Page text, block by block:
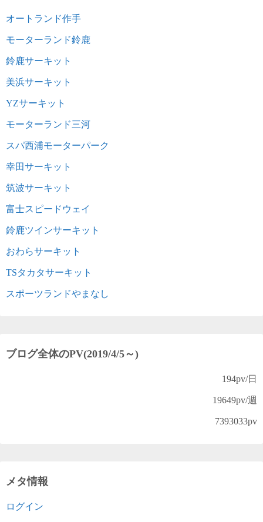
オートランド作手
モーターランド鈴鹿
鈴鹿サーキット
美浜サーキット
YZサーキット
モーターランド三河
スパ西浦モーターパーク
幸田サーキット
筑波サーキット
富士スピードウェイ
鈴鹿ツインサーキット
おわらサーキット
TSタカタサーキット
スポーツランドやまなし
ブログ全体のPV(2019/4/5～)
194pv/日
19649pv/週
7393033pv
メタ情報
ログイン